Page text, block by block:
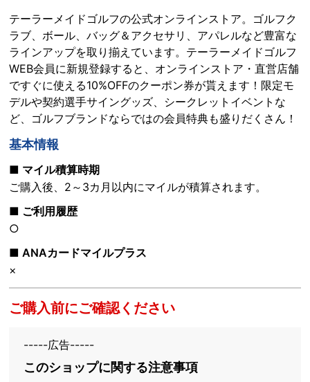
テーラーメイドゴルフの公式オンラインストア。ゴルフク
ラブ、ボール、バッグ＆アクセサリ、アパレルなど豊富な
ラインアップを取り揃えています。テーラーメイドゴルフ
WEB会員に新規登録すると、オンラインストア・直営店舗
ですぐに使える10%OFFのクーポン券が貰えます！限定モ
デルや契約選手サイングッズ、シークレットイベントな
ど、ゴルフブランドならではの会員特典も盛りだくさん！
基本情報
■ マイル積算時期
ご購入後、2～3カ月以内にマイルが積算されます。
■ ご利用履歴
○
■ ANAカードマイルプラス
×
ご購入前にご確認ください
-----広告-----
このショップに関する注意事項